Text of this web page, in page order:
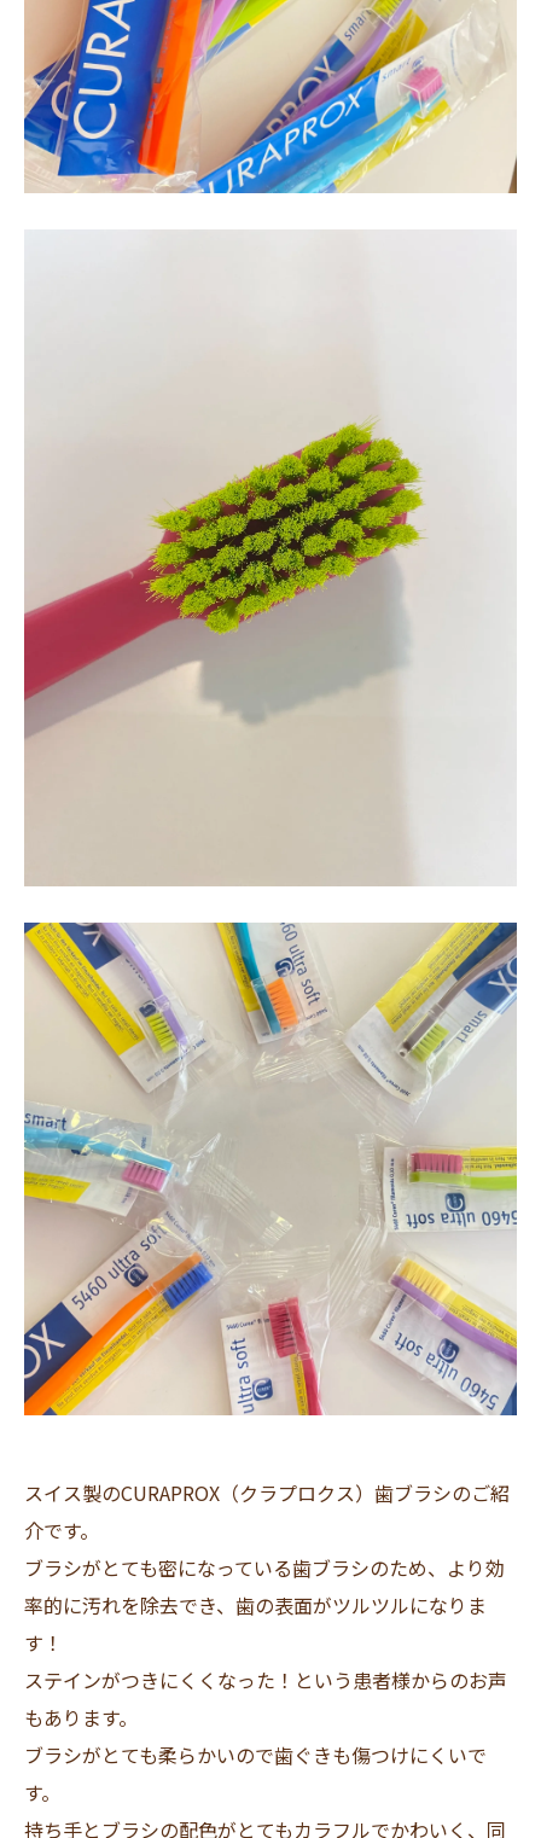
スイス製のCURAPROX（クラプロクス）歯ブラシのご紹
介です。
ブラシがとても密になっている歯ブラシのため、より効
率的に汚れを除去でき、歯の表面がツルツルになりま
す！
ステインがつきにくくなった！という患者様からのお声
もあります。
ブラシがとても柔らかいので歯ぐきも傷つけにくいで
す。
持ち手とブラシの配色がとてもカラフルでかわいく、同